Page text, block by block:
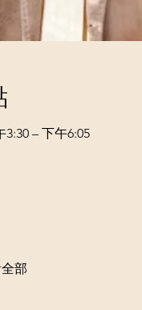
3:30 – 下午6:05
部